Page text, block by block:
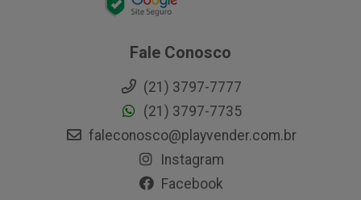
Fale Conosco
(21) 3797-7777
(21) 3797-7735
faleconosco@playvender.com.br
Instagram
Facebook